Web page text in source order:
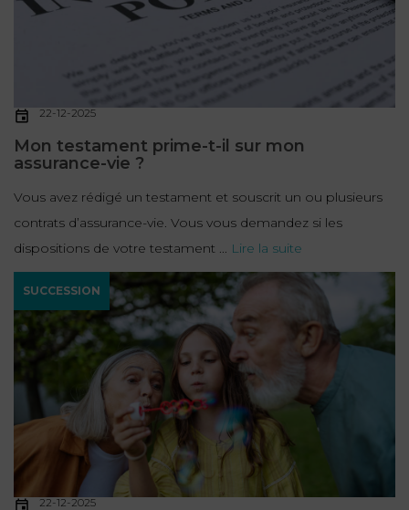
22-12-2025
Mon testament prime-t-il sur mon
assurance-vie ?
Vous avez rédigé un testament et souscrit un ou plusieurs
contrats d’assurance-vie. Vous vous demandez si les
dispositions de votre testament ... Lire la suite
SUCCESSION
22-12-2025